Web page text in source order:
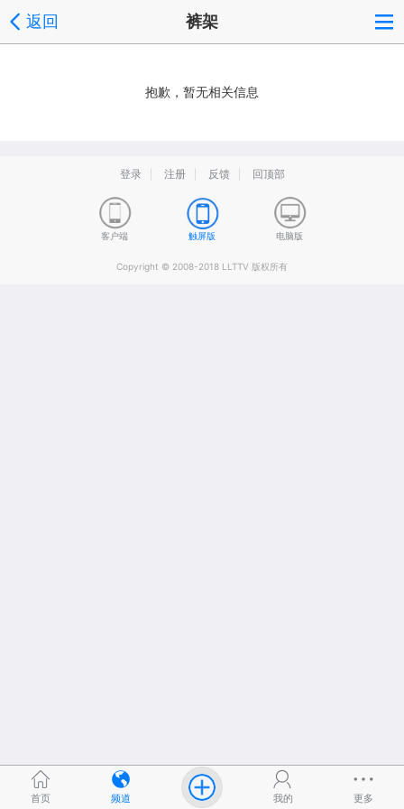
返回 裤架
抱歉，暂无相关信息
登录 注册 反馈 回顶部
客户端 触屏版 电脑版
Copyright © 2008-2018 LLTTV 版权所有
首页 频道 我的 更多